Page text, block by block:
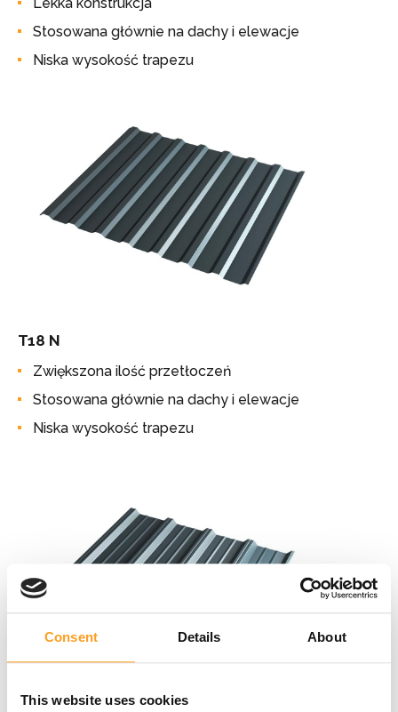
Consent Details About
This website uses cookies
Stosowana głównie na dachy i elewacje
Niska wysokość trapezu
T18 N
Zwiększona ilość przetłoczeń
Stosowana głównie na dachy i elewacje
Niska wysokość trapezu